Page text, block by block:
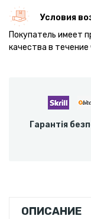
Условия
Покупатель имеет
качества в
Гарантія
ОПИСАНИЕ